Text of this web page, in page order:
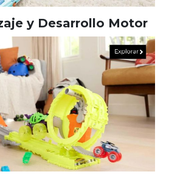
y Desarrollo Motor